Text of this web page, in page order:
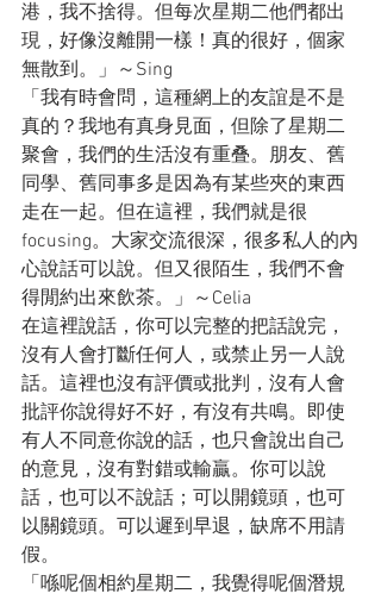
港，我不捨得。但每次星期二他們都出
現，好像沒離開一樣！真的很好，個家
無散到。」～Sing
「我有時會問，這種網上的友誼是不是
真的？我地有真身見面，但除了星期二
聚會，我們的生活沒有重叠。朋友、舊
同學、舊同事多是因為有某些夾的東西
走在一起。但在這裡，我們就是很
focusing。大家交流很深，很多私人的內
心說話可以說。但又很陌生，我們不會
得閒約出來飲茶。」～Celia
在這裡說話，你可以完整的把話說完，
沒有人會打斷任何人，或禁止另一人說
話。這裡也沒有評價或批判，沒有人會
批評你說得好不好，有沒有共鳴。即使
有人不同意你說的話，也只會說出自己
的意見，沒有對錯或輸贏。你可以說
話，也可以不說話；可以開鏡頭，也可
以關鏡頭。可以遲到早退，缺席不用請
假。
「喺呢個相約星期二，我覺得呢個潛規